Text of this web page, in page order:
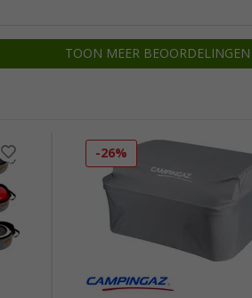
TOON MEER BEOORDELINGEN
-26%